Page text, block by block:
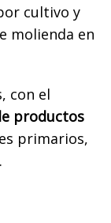
cultivo y
molienda en
con el
productos
primarios,